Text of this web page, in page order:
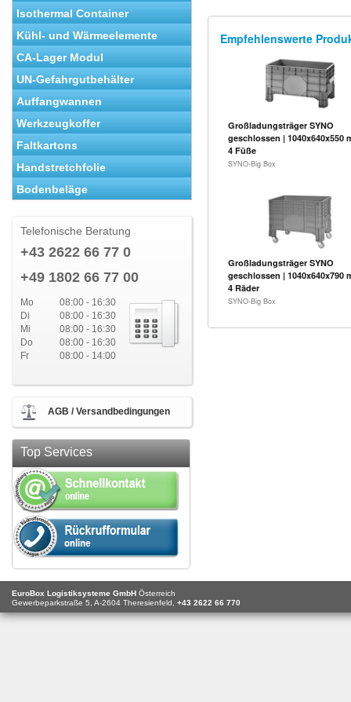
Isothermal Container
Kühl- und Wärmeelemente
CA-Lager Modul
UN-Gefahrgutbehälter
Auffangwannen
Werkzeugkoffer
Faltkartons
Handstretchfolie
Bodenbeläge
Telefonische Beratung
+43 2622 66 77 0
+49 1802 66 77 00
Mo
08:00 - 16:30
Di
08:00 - 16:30
Mi
08:00 - 16:30
Do
08:00 - 16:30
Fr
08:00 - 14:00
AGB / Versandbedingungen
Top Services
Empfehlenswerte
Großladungsträger SYNO
geschlossen | 1040x640x550
4 Füße
SYNO-Big Box
Großladungsträger SYNO
geschlossen | 1040x640x790
4 Räder
SYNO-Big Box
EuroBox Logistiksysteme GmbH Österreich
Gewerbeparkstraße 5, A-2604 Theresienfeld, +43 2622 66 770